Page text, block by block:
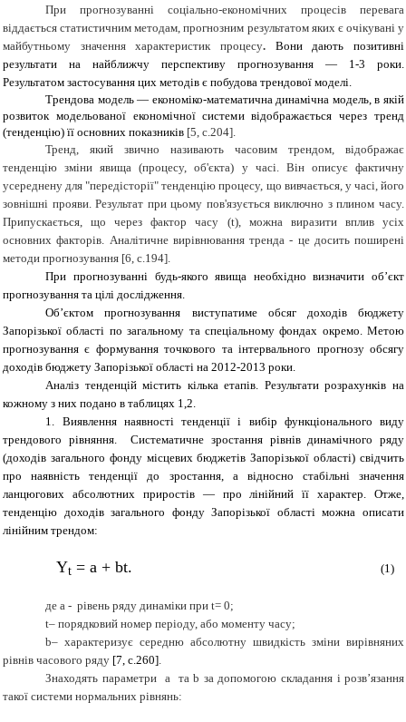
При прогнозуванні соціально-економічних процесів перевага
віддається статистичним методам, прогнозним результатом яких є очікувані у
майбутньому значення характеристик процесу.
Вони дають позитивні
результати на найближчу перспективу прогнозування — 1-3 роки.
Результатом застосування цих методів є побудова трендової моделі.
Трендова модель — економіко-математична динамічна модель, в якій
розвиток модельованої економічної системи відображається через тренд
(тенденцію) її основних показників [5, с.204].
Тренд, який звично називають часовим трендом, відображає
тенденцію зміни явища (процесу, об'єкта) у часі. Він описує фактичну
усереднену для "передісторії" тенденцію процесу, що вивчається, у часі, його
зовнішні прояви. Результат при цьому пов'язується виключно з плином часу.
Припускається, що через фактор часу (t), можна виразити вплив усіх
основних факторів. Аналітичне вирівнювання тренда - це досить поширені
методи прогнозування [6, с.194].
При прогнозуванні будь-якого явища необхідно визначити об’єкт
прогнозування та цілі дослідження.
Об’єктом прогнозування виступатиме обсяг доходів бюджету
Запорізької області по загальному та спеціальному фондах окремо. Метою
прогнозування є формування точкового та інтервального прогнозу обсягу
доходів бюджету Запорізької області на 2012-2013 роки.
Аналіз тенденцій містить кілька етапів. Результати розрахунків на
кожному з них подано в таблицях 1,2.
1. Виявлення наявності тенденції і вибір функціонального виду
трендового рівняння. Систематичне зростання рівнів динамічного ряду
(доходів загального фонду місцевих бюджетів Запорізької області) свідчить
про наявність тенденції до зростання, а відносно стабільні значення
ланцюгових абсолютних приростів — про лінійний її характер. Отже,
тенденцію доходів загального фонду Запорізької області можна описати
лінійним трендом:
Yt= a + bt. (1)
деa - рівень ряду динаміки приt= 0;
t– порядковий номер періоду, або моменту часу;
b–характеризує середню абсолютну швидкість зміни вирівняних
рівнів часового ряду [7, с.260].
Знаходять параметри a таb за допомогою складання і розв’язання
такої системи нормальних рівнянь: